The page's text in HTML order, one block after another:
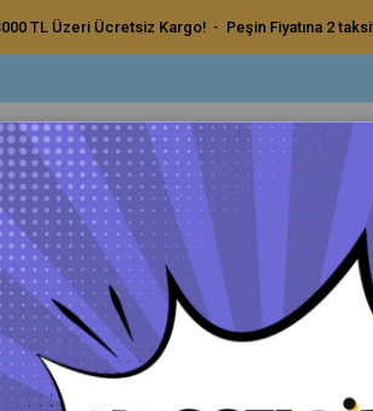
TL Üzeri Ücretsiz Kargo! - Peşin Fiyatına 2
Bakım Ürünleri Dış Bakım Ürünleri Uygulama
Wax Sert Beyaz 200 gr